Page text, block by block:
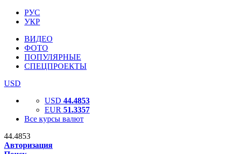
РУС
УКР
ВИДЕО
ФОТО
ПОПУЛЯРНЫЕ
СПЕЦПРОЕКТЫ
USD
USD 44.4853
EUR 51.3357
Все курсы валют
44.4853
Авторизация